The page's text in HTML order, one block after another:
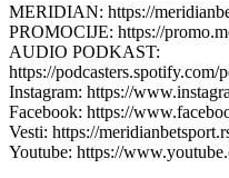
MERIDIAN: https://
PROMOCIJE: https://
AUDIO PODKAST:
https://podcasters.spotify.com/
Instagram: https://
Facebook: https://
Vesti: https://
Youtube: https://